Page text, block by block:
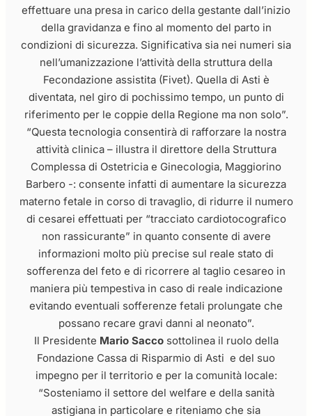
effettuare una presa in carico della gestante dall’inizio
della gravidanza e fino al momento del parto in
condizioni di sicurezza. Significativa sia nei numeri sia
nell’umanizzazione l’attività della struttura della
Fecondazione assistita (Fivet). Quella di Asti è
diventata, nel giro di pochissimo tempo, un punto di
riferimento per le coppie della Regione ma non solo”.
“Questa tecnologia consentirà di rafforzare la nostra
attività clinica – illustra il direttore della Struttura
Complessa di Ostetricia e Ginecologia, Maggiorino
Barbero -: consente infatti di aumentare la sicurezza
materno fetale in corso di travaglio, di ridurre il numero
di cesarei effettuati per “tracciato cardiotocografico
non rassicurante” in quanto consente di avere
informazioni molto più precise sul reale stato di
sofferenza del feto e di ricorrere al taglio cesareo in
maniera più tempestiva in caso di reale indicazione
evitando eventuali sofferenze fetali prolungate che
possano recare gravi danni al neonato”.
Il Presidente Mario Saccosottolinea il ruolo della
Fondazione Cassa di Risparmio di Asti e del suo
impegno per il territorio e per la comunità locale:
“Sosteniamo il settore del welfare e della sanità
astigiana in particolare e riteniamo che sia